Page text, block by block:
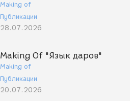
Making of
Публикации
28.07.2026
Making Of "Язык даров"
Making of
Публикации
20.07.2026